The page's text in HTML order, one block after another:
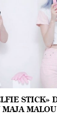
STICK»
MAJA